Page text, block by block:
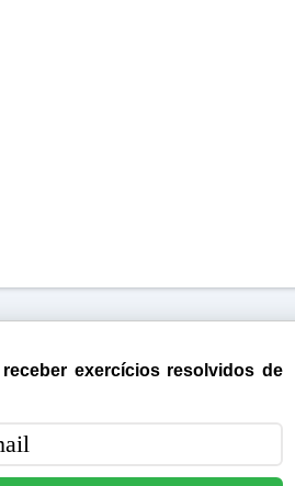
exercícios resolvidos de